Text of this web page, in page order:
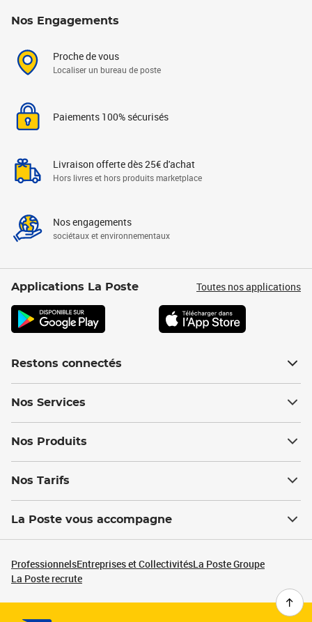
Nos Engagements
Proche de vous
Localiser un bureau de poste
Paiements 100% sécurisés
Livraison offerte dès 25€ d'achat
Hors livres et hors produits marketplace
Nos engagements
sociétaux et environnementaux
Applications La Poste Toutes nos applications
Restons connectés
Nos Services
Nos Produits
Nos Tarifs
La Poste vous accompagne
ProfessionnelsEntreprises et CollectivitésLa Poste Groupe
La Poste recrute